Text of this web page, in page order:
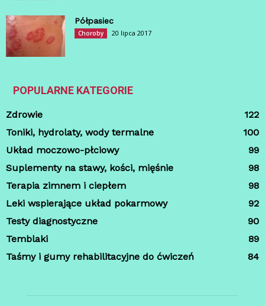
Półpasiec
Choroby 20 lipca 2017
POPULARNE KATEGORIE
Zdrowie
122
Toniki, hydrolaty, wody termalne
100
Układ moczowo-płciowy
99
Suplementy na stawy, kości, mięśnie
98
Terapia zimnem i ciepłem
98
Leki wspierające układ pokarmowy
92
Testy diagnostyczne
90
Temblaki
89
Taśmy i gumy rehabilitacyjne do ćwiczeń
84